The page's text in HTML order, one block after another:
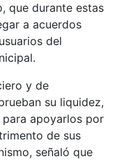
que durante estas
a acuerdos
del
y de
su liquidez,
para apoyarlos por
de sus
señaló que